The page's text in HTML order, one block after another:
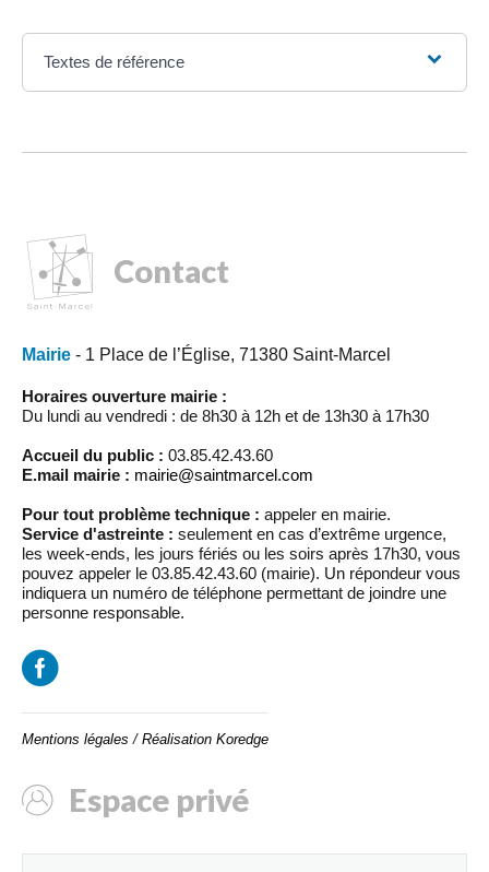
Textes de référence
Contact
Mairie - 1 Place de l’Église, 71380 Saint-Marcel
Horaires ouverture mairie :
Du lundi au vendredi : de 8h30 à 12h et de 13h30 à 17h30
Accueil du public : 03.85.42.43.60
E.mail mairie : mairie@saintmarcel.com
Pour tout problème technique : appeler en mairie.
Service d'astreinte : seulement en cas d’extrême urgence,
les week-ends, les jours fériés ou les soirs après 17h30, vous
pouvez appeler le 03.85.42.43.60 (mairie). Un répondeur vous
indiquera un numéro de téléphone permettant de joindre une
personne responsable.
Mentions légales / Réalisation Koredge
Espace privé